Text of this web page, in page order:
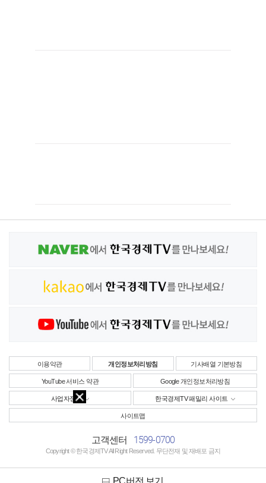
이용약관 개인정보처리방침 기사배열 기본방침
YouTube 서비스 약관 Google 개인정보처리방침
사업자정보 한국경제TV 패밀리 사이트
사이트맵
고객센터 1599-0700
Copyright © 한국경제TV All Right Reserved. 무단전재 및 재배포 금지